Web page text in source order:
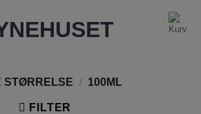
STØRRELSE / 100ML
FILTER